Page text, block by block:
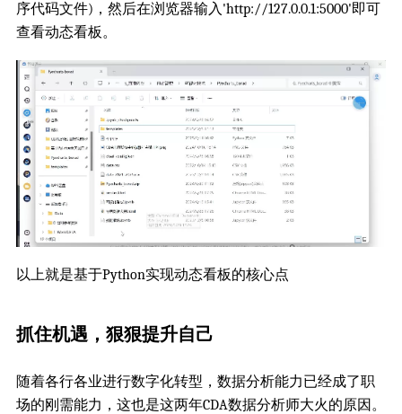
序代码文件)，然后在浏览器输入'http://127.0.0.1:5000'即可
查看动态看板。
以上就是基于Python实现动态看板的核心点
抓住机遇，狠狠提升自己
随着各行各业进行数字化转型，数据分析能力已经成了职
场的刚需能力，这也是这两年CDA数据分析师大火的原因。